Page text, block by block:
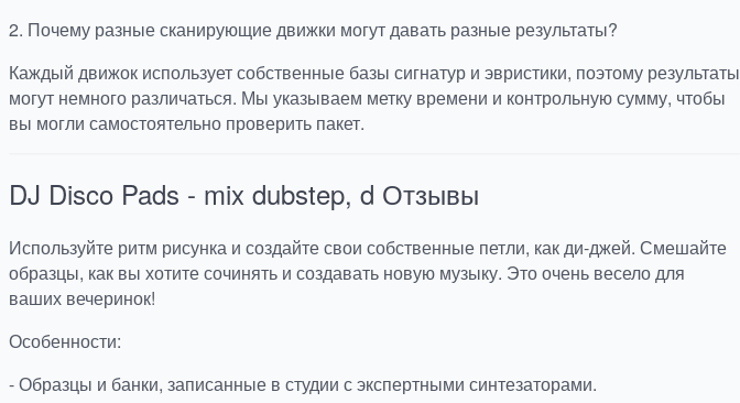
2. Почему разные сканирующие движки могут давать разные результаты?
Каждый движок использует собственные базы сигнатур и эвристики, поэтому результаты
могут немного различаться. Мы указываем метку времени и контрольную сумму, чтобы
вы могли самостоятельно проверить пакет.
DJ Disco Pads - mix dubstep, d Отзывы
Используйте ритм рисунка и создайте свои собственные петли, как ди-джей. Смешайте
образцы, как вы хотите сочинять и создавать новую музыку. Это очень весело для
ваших вечеринок!
Особенности:
- Образцы и банки, записанные в студии с экспертными синтезаторами.